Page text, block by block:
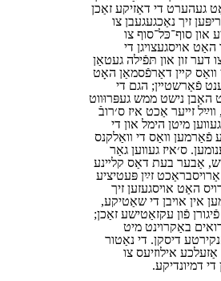
געהערט די דאָזיקע זאַכן
זיך נאָכגעגעבן צו
און סוף־כּל־סוף צו
האָט אױסגעצױגן די
דער זון און תּפֿילה געטאָן
װאָס קײן דאָרפֿסמאַן האָט
פֿאַרשטײן; הגם די
האָבן נישט ממש געפּרוּװט
זײער אַכט איז ס׳רובֿ
מיטן הימל און די
פֿאָרמען װאָס די װאָלקנס
ס׳איז געװען גאָר
אָבער בעת דאָס קלײנע
אַרױסבראַכט זײַן פּעטיציע
האָט אױסגעזען זיך
אין אױבן די שאָטיקע,
פֿון עקזאָטישע זאַכן;
באַקרױנט מיט
דיסקן. די נאַטור
אַזעלכע אילוזיעס צו
דמיונדיקע.